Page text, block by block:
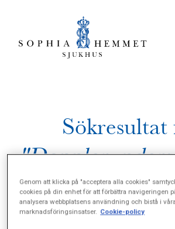
Genom att klicka på "acceptera alla cookies"
cookies på din enhet för att förbättra navigeringen
analysera webbplatsens användning och bistå i våra
marknadsföringsinsatser. Cookie-policy